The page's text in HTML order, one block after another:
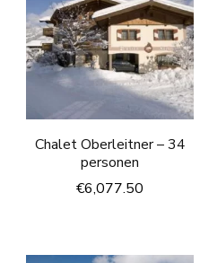
Chalet Oberleitner – 34
personen
€6,077.50